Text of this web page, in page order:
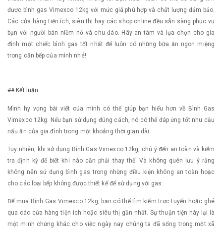
được bình gas Vimexco 12kg với mức giá phù hợp và chất lượng đảm bảo.
Các cửa hàng tiện ích, siêu thị hay các shop online đều sẵn sàng phục vụ
bạn với người bán niềm nở và chu đáo. Hãy an tâm và lựa chọn cho gia
đình một chiếc bình gas tốt nhất để luôn có những bữa ăn ngon miệng
trong căn bếp của mình nhé!
## Kết luận
Mình hy vọng bài viết của mình có thể giúp bạn hiểu hơn về Bình Gas
Vimexco 12kg. Nếu bạn sử dụng đúng cách, nó có thể đáp ứng tốt nhu cầu
nấu ăn của gia đình trong một khoảng thời gian dài.
Tuy nhiên, khi sử dụng Bình Gas Vimexco 12kg, chú ý đến an toàn và kiểm
tra định kỳ để biết khi nào cần phải thay thế. Và không quên lưu ý rằng
không nên sử dụng bình gas trong những điều kiện không an toàn hoặc
cho các loại bếp không được thiết kế để sử dụng với gas.
Để mua Bình Gas Vimexco 12kg, bạn có thể tìm kiếm trực tuyến hoặc ghé
qua các cửa hàng tiện ích hoặc siêu thị gần nhất. Sự thuận tiện này lại là
một minh chứng khác cho việc ngày nay chúng ta đã sống trong một xã